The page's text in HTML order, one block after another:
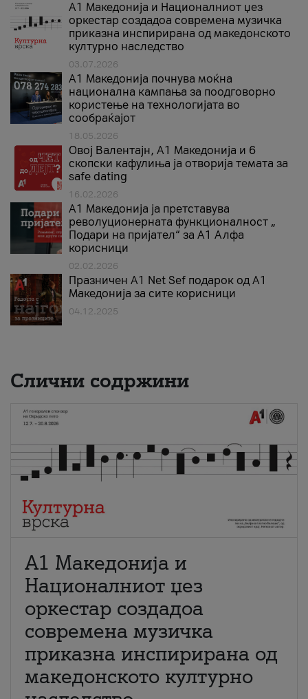
А1 Македонија и Националниот џез
оркестар создадоа современа музичка
приказна инспирирана од македонското
културно наследство
03.07.2026
A1 Македонија почнува моќна
национална кампања за поодговорно
користење на технологијата во
сообраќајот
18.05.2026
Овој Валентајн, A1 Македонија и 6
скопски кафулиња ја отворија темата за
safe dating
16.02.2026
А1 Македонија ја претставува
револуционерната функционалност „
Подари на пријател“ за А1 Алфа
корисници
02.02.2026
Празничен A1 Net Sеf подарок од А1
Македонија за сите корисници
04.12.2025
Слични содржини
А1 Македонија и
Националниот џез
оркестар создадоа
современа музичка
приказна инспирирана од
македонското културно